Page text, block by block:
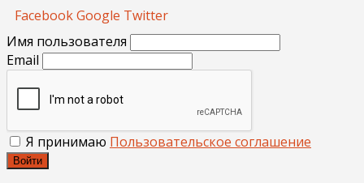
FacebookGoogle Twitter
Имя пользователя
Email
Я принимаю Пользовательское соглашение
Войти